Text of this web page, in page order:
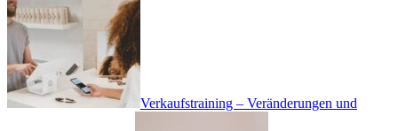
Verkaufstraining – Veränderungen und